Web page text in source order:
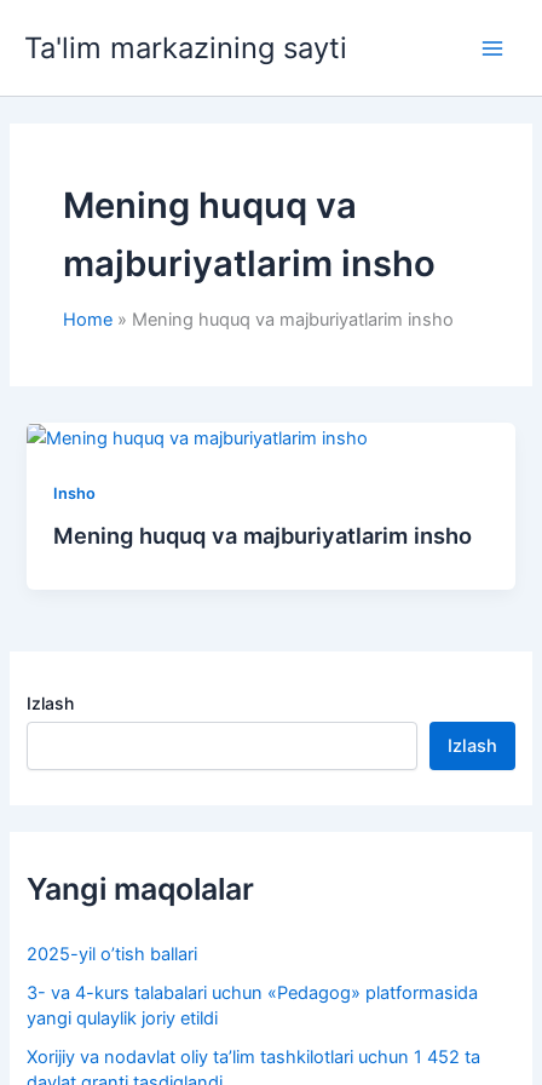
Ta'lim markazining sayti
Mening huquq va
majburiyatlarim insho
Home Mening huquq va majburiyatlarim insho
Insho
Mening huquq va majburiyatlarim insho
Izlash
Izlash
Yangi maqolalar
2025-yil o’tish ballari
3- va 4-kurs talabalari uchun «Pedagog» platformasida
yangi qulaylik joriy etildi
Xorijiy va nodavlat oliy taʼlim tashkilotlari uchun 1 452 ta